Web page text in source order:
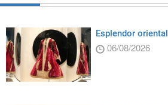
Esplendor oriental
06/08/2026